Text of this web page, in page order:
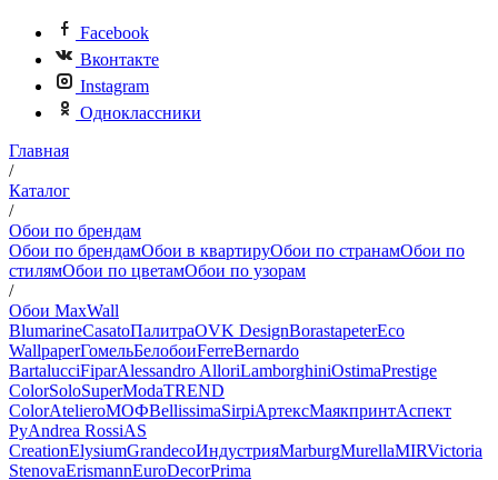
Facebook
Вконтакте
Instagram
Одноклассники
Главная
/
Каталог
/
Обои по брендам
Обои по брендамОбои в квартируОбои по странамОбои по
стилямОбои по цветамОбои по узорам
/
Обои MaxWall
BlumarineCasatoПалитраOVK DesignBorastapeterEco
WallpaperГомельБелобоиFerreBernardo
BartalucciFiparAlessandro AlloriLamborghiniOstimaPrestige
ColorSoloSuperModaTREND
ColorAtelieroМОФBellissimaSirpiАртексМаякпринтАспект
РуAndrea RossiAS
CreationElysiumGrandecoИндустрияMarburgMurellaMIRVictoria
StenovaErismannEuroDecorPrima